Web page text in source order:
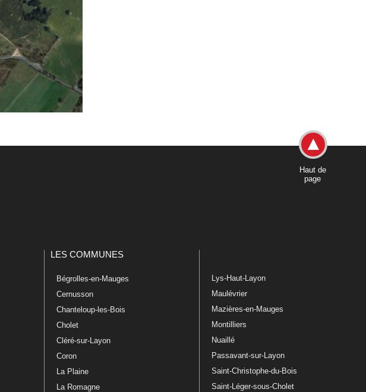
Haut de
page
LES COMMUNES
Bégrolles-en-Mauges
Cernusson
Chanteloup-les-Bois
Cholet
Cléré-sur-Layon
Coron
La Plaine
La Romagne
Lys-Haut-Layon
Maulévrier
Mazières-en-Mauges
Montilliers
Nuaillé
Passavant-sur-Layon
Saint-Christophe-du-Bois
Saint-Léger-sous-Cholet